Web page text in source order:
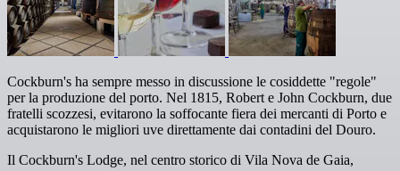
Cockburn's ha sempre messo in discussione le cosiddette "regole"
per la produzione del porto. Nel 1815, Robert e John Cockburn, due
fratelli scozzesi, evitarono la soffocante fiera dei mercanti di Porto e
acquistarono le migliori uve direttamente dai contadini del Douro.
Il Cockburn's Lodge, nel centro storico di Vila Nova de Gaia,